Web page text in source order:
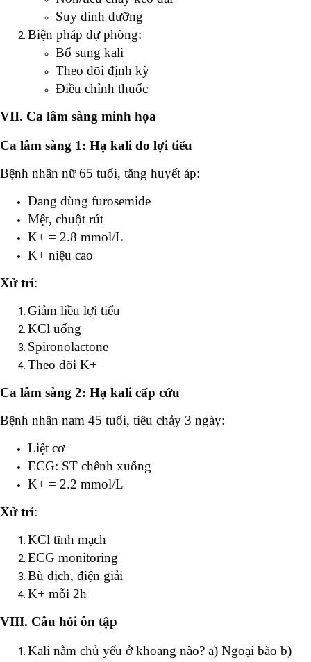
Suy dinh dưỡng
Biện pháp dự phòng:
Bổ sung kali
Theo dõi định kỳ
Điều chỉnh thuốc
VII. Ca lâm sàng minh họa
Ca lâm sàng 1: Hạ kali do lợi tiểu
Bệnh nhân nữ 65 tuổi, tăng huyết áp:
Đang dùng furosemide
Mệt, chuột rút
K+ = 2.8 mmol/L
K+ niệu cao
Xử trí:
Giảm liều lợi tiểu
KCl uống
Spironolactone
Theo dõi K+
Ca lâm sàng 2: Hạ kali cấp cứu
Bệnh nhân nam 45 tuổi, tiêu chảy 3 ngày:
Liệt cơ
ECG: ST chênh xuống
K+ = 2.2 mmol/L
Xử trí:
KCl tĩnh mạch
ECG monitoring
Bù dịch, điện giải
K+ mỗi 2h
VIII. Câu hỏi ôn tập
Kali nằm chủ yếu ở khoang nào? a) Ngoại bào b)